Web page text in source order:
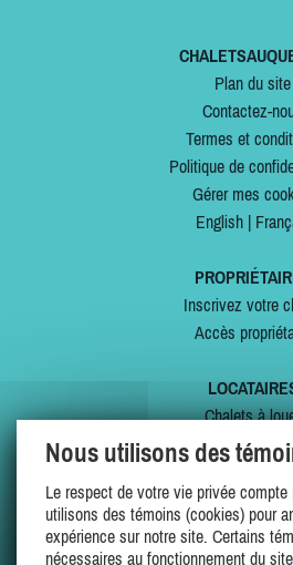
Plan du site
Contactez-
Termes et
Politique de
Gérer mes
English|
Inscrivez votre
Accès
Chalets à
Chalets à
Offres
Mes favoris
Nous utilisons des
Le respect de votre vie privée compte
utilisons des témoins (cookies) pour
expérience sur notre site. Certains
nécessaires au fonctionnement du